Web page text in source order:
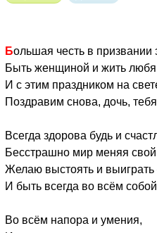
Большая честь в призвании
Быть женщиной и жить
И с этим праздником на
Поздравим снова, дочь,
Всегда здорова будь и
Бесстрашно мир меняя
Желаю выстоять и
И быть всегда во всём
Во всём напора и умения,